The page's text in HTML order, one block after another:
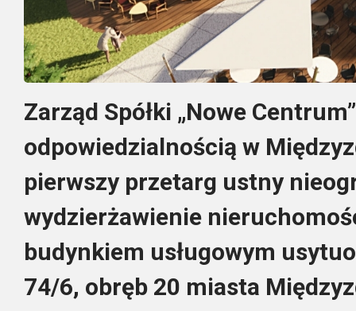
Zarząd Spółki „Nowe
odpowiedzialnością w
pierwszy przetarg ustny
wydzierżawienie
budynkiem usługowym
74/6, obręb 20 miasta